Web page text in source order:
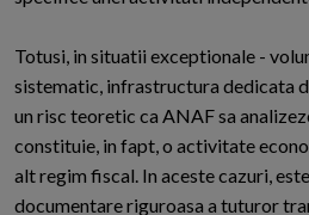
Totusi, in situatii exceptionale -
sistematic, infrastructura dedicata
un risc teoretic ca ANAF sa
constituie, in fapt, o activitate
alt regim fiscal. In aceste cazuri,
documentare riguroasa a tuturor